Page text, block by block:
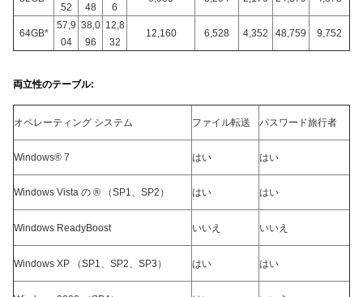
52
48
6
64GB*
57,9
04
38,0
96
12,8
32
12,160 6,528 4,352 48,759 9,752
両立性のテーブル:
オペレーティング システム ファイル転送 パスワード旅行者
Windows® 7 はい はい
Windows Vista の ® （SP1、SP2） はい はい
Windows ReadyBoost いいえ いいえ
Windows XP （SP1、SP2、SP3） はい はい